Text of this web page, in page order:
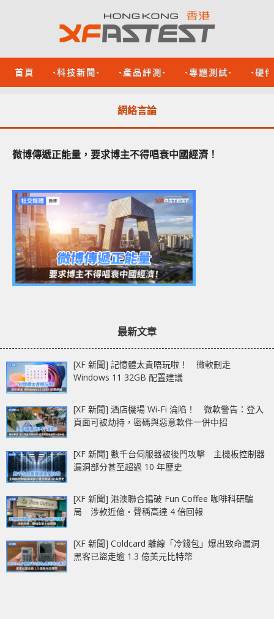
首頁 -科技新聞- -產品評測- -專題測試- -硬
網絡言論
微博傳遞正能量，要求博主不得唱衰中國經濟！
最新文章
[XF 新聞] 記憶體太貴唔玩啦！ 微軟刪走
Windows 11 32GB 配置建議
[XF 新聞] 酒店機場 Wi-Fi 淪陷！ 微軟警告：登入
頁面可被劫持，密碼與惡意軟件一併中招
[XF 新聞] 數千台伺服器被後門攻擊 主機板控制器
漏洞部分甚至超過 10 年歷史
[XF 新聞] 港澳聯合搗破 Fun Coffee 咖啡科研騙
局 涉款近億‧聲稱高達 4 倍回報
[XF 新聞] Coldcard 離線「冷錢包」爆出致命漏洞
黑客已盜走逾 1.3 億美元比特幣